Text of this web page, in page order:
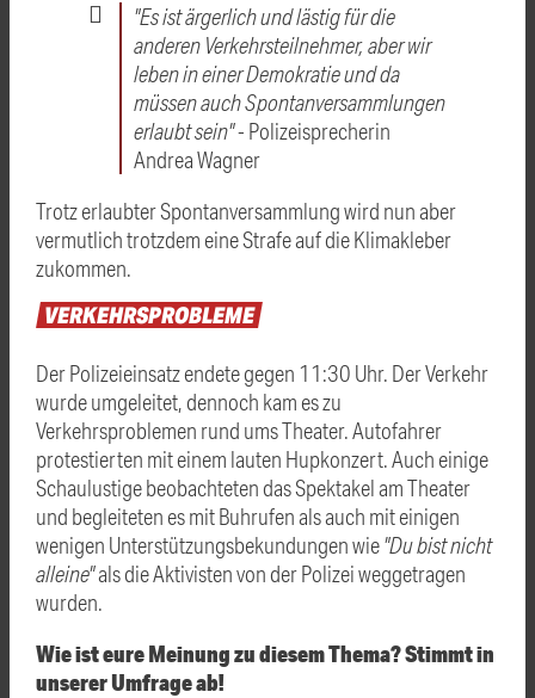
"Es ist ärgerlich und lästig für die
anderen Verkehrsteilnehmer, aber wir
leben in einer Demokratie und da
müssen auch Spontanversammlungen
erlaubt sein"- Polizeisprecherin
Andrea Wagner
Trotz erlaubter Spontanversammlung wird nun aber
vermutlich trotzdem eine Strafe auf die Klimakleber
zukommen.
VERKEHRSPROBLEME
Der Polizeieinsatz endete gegen 11:30 Uhr. Der Verkehr
wurde umgeleitet, dennoch kam es zu
Verkehrsproblemen rund ums Theater. Autofahrer
protestierten mit einem lauten Hupkonzert. Auch einige
Schaulustige beobachteten das Spektakel am Theater
und begleiteten es mit Buhrufen als auch mit einigen
wenigen Unterstützungsbekundungen wie"Du bist nicht
alleine"als die Aktivisten von der Polizei weggetragen
wurden.
Wie ist eure Meinung zu diesem Thema? Stimmt in
unserer Umfrage ab!